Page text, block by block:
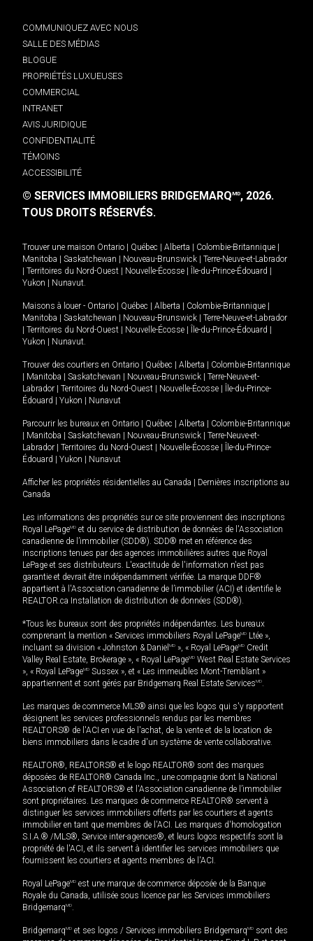
COMMUNIQUEZ AVEC NOUS
SALLE DES MÉDIAS
BLOGUE
PROPRIÉTÉS LUXUEUSES
COMMERCIAL
INTRANET
AVIS JURIDIQUE
CONFIDENTIALITÉ
TÉMOINS
ACCESSIBILITÉ
© SERVICES IMMOBILIERS BRIDGEMARQMD, 2026.
TOUS DROITS RÉSERVÉS.
Trouver une maison Ontario Québec Alberta Colombie-Britannique
Manitoba
Saskatchewan Nouveau-Brunswick
Terre-Neuve-et-Labrador
Territoires du Nord-Ouest Nouvelle-Écosse Île-du-Prince-Édouard
Yukon
Nunavut.
Maisons à louer - Ontario Québec Alberta Colombie-Britannique
Manitoba
Saskatchewan Nouveau-Brunswick
Terre-Neuve-et-Labrador
Territoires du Nord-Ouest Nouvelle-Écosse Île-du-Prince-Édouard
Yukon
Nunavut.
Trouver des courtiers en Ontario Québec Alberta
Colombie-Britannique
Manitoba Saskatchewan Nouveau-Brunswick
Terre-Neuve-et-
Labrador
Territoires du Nord-Ouest Nouvelle-Écosse
Île-du-Prince-
Édouard
Yukon Nunavut
Parcourir les bureaux en Ontario Québec Alberta
Colombie-Britannique
Manitoba Saskatchewan Nouveau-Brunswick
Terre-Neuve-et-
Labrador
Territoires du Nord-Ouest Nouvelle-Écosse
Île-du-Prince-
Édouard
Yukon Nunavut
Afficher les propriétés résidentielles au Canada
Dernières inscriptions au
Canada
Les informations des propriétés sur ce site proviennent des inscriptions
Royal LePageMD et du service de distribution de données de l'Association
canadienne de l’immobilier (SDD®). SDD® met en référence des
inscriptions tenues par des agences immobilières autres que Royal
LePage et ses distributeurs. L'exactitude de l'information n'est pas
garantie et devrait être indépendamment vérifiée. La marque DDF®
appartient à l'Association canadienne de l’immobilier (ACI) et identifie le
REALTOR.ca Installation de distribution de données (SDD®).
*Tous les bureaux sont des propriétés indépendantes. Les bureaux
comprenant la mention « Services immobiliers Royal LePageMD Ltée »,
incluant sa division « Johnston & Daniel MD », « Royal LePageMD Credit
Valley Real Estate, Brokerage », « Royal LePageMD West Real Estate Services
», « Royal LePageMD Sussex », et « Les immeubles Mont-Tremblant »
appartiennent et sont gérés par Bridgemarq Real Estate ServicesMD.
Les marques de commerce MLS® ainsi que les logos qui s'y rapportent
désignent les services professionnels rendus par les membres
REALTORS® de l'ACI en vue de l'achat, de la vente et de la location de
biens immobiliers dans le cadre d'un système de vente collaborative.
REALTOR®, REALTORS® et le logo REALTOR® sont des marques
déposées de REALTOR® Canada Inc., une compagnie dont la National
Association of REALTORS® et l'Association canadienne de l’immobilier
sont propriétaires. Les marques de commerce REALTOR® servent à
distinguer les services immobiliers offerts par les courtiers et agents
immobilier en tant que membres de l'ACI. Les marques d'homologation
S.I.A.® /MLS®, Service inter-agences®, et leurs logos respectifs sont la
propriété de l'ACI, et ils servent à identifier les services immobiliers que
fournissent les courtiers et agents membres de l'ACI.
Royal LePageMD est une marque de commerce déposée de la Banque
Royale du Canada, utilisée sous licence par les Services immobiliers
BridgemarqMD.
BridgemarqMD et ses logos / Services immobiliers BridgemarqMD sont des